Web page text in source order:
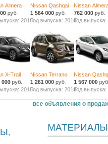
Almera
руб.
2018
Nissan Qashqai
1 564 000 руб.
Год выпуска: 2018
Nissan
762 000руб.
Год выпуска:
X-Trail
000 руб.
2018
Nissan Terrano
1 261 000 руб.
Год выпуска: 2018
Nissan
1 567 000
Год выпуска:
все объявления о